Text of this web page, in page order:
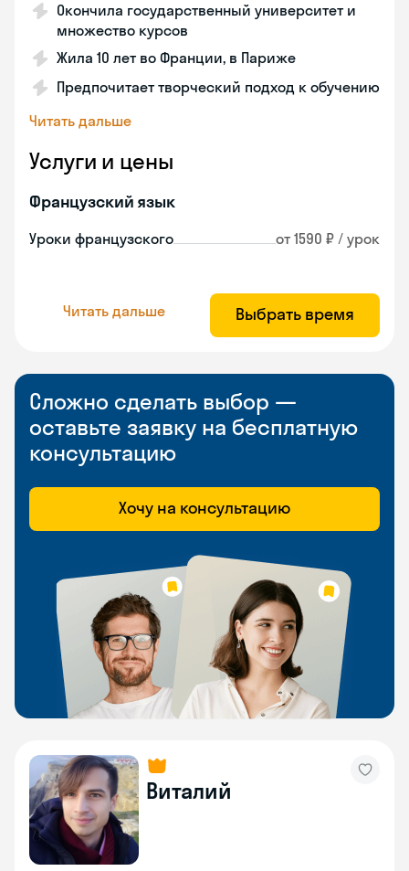
Окончила государственный университет и
множество курсов
Жила 10 лет во Франции, в Париже
Предпочитает творческий подход к обучению
Читать дальше
Услуги и цены
Французский язык
Уроки французского от 1590 ₽ / урок
Читать дальше Выбрать время
Сложно сделать выбор —
оставьте заявку на бесплатную
консультацию
Хочу на консультацию
Виталий